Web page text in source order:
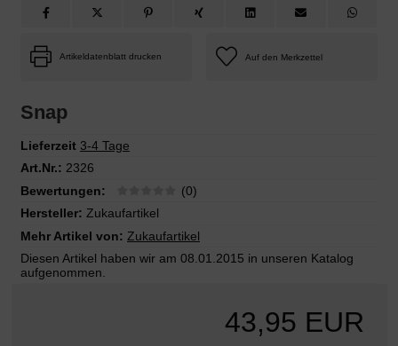
Artikeldatenblatt drucken
Snap
Lieferzeit 3-4 Tage
Art.Nr.: 2326
Bewertungen:
(0)
Hersteller: Zukaufartikel
Mehr Artikel von: Zukaufartikel
Diesen Artikel haben wir am 08.01.2015 in unseren Katalog
aufgenommen.
43,95 EUR